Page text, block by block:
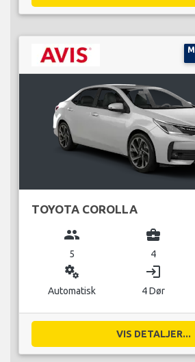
TOYOTA COROLLA
group
5
business_center
4
miscellaneous_services
Automatisk
login
4 Dør
VIS DETALJER...